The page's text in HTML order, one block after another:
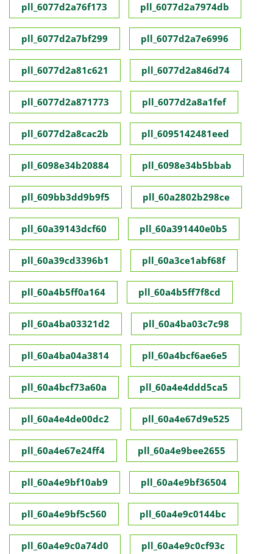
pll_6077d2a76f173 pll_6077d2a7974db
pll_6077d2a7bf299 pll_6077d2a7e6996
pll_6077d2a81c621 pll_6077d2a846d74
pll_6077d2a871773 pll_6077d2a8a1fef
pll_6077d2a8cac2b pll_6095142481eed
pll_6098e34b20884 pll_6098e34b5bbab
pll_609bb3dd9b9f5 pll_60a2802b298ce
pll_60a39143dcf60 pll_60a391440e0b5
pll_60a39cd3396b1 pll_60a3ce1abf68f
pll_60a4b5ff0a164 pll_60a4b5ff7f8cd
pll_60a4ba03321d2 pll_60a4ba03c7c98
pll_60a4ba04a3814 pll_60a4bcf6ae6e5
pll_60a4bcf73a60a pll_60a4e4ddd5ca5
pll_60a4e4de00dc2 pll_60a4e67d9e525
pll_60a4e67e24ff4 pll_60a4e9bee2655
pll_60a4e9bf10ab9 pll_60a4e9bf36504
pll_60a4e9bf5c560 pll_60a4e9c0144bc
pll_60a4e9c0a74d0 pll_60a4e9c0cf93c